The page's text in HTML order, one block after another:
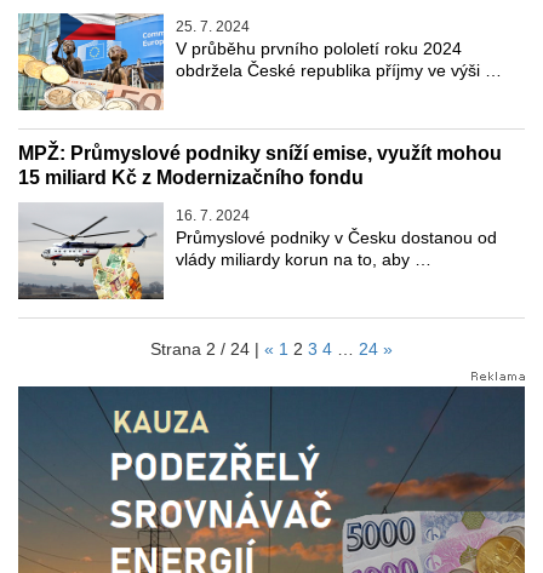
25. 7. 2024
V průběhu prvního pololetí roku 2024
obdržela České republika příjmy ve výši …
MPŽ: Průmyslové podniky sníží emise, využít mohou
15 miliard Kč z Modernizačního fondu
16. 7. 2024
Průmyslové podniky v Česku dostanou od
vlády miliardy korun na to, aby …
Strana 2 / 24 | « 1 2 3 4 24 »